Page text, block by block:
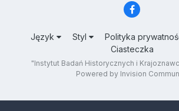
Język Styl Polityka
Ciasteczka
"Instytut Badań Historycznych i
Powered by Invision